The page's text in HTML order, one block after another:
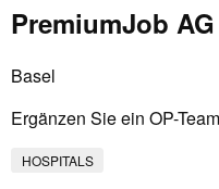
PremiumJob AG
Basel
Ergänzen Sie ein OP-
HOSPITALS